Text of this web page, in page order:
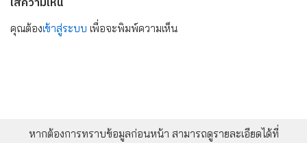
คุณต้องเข้าสู่ระบบ เพื่อจะพิมพ์ความเห็น
หากต้องการทราบข้อมูลก่อนหน้า สามารถดูรายละเอียดได้ที่